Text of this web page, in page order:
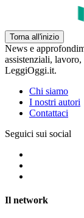
Torna all'inizio
News e
assistenziali,
LeggiOggi.it.
Chi siamo
I nostri autori
Contattaci
Seguici sui social
Il network